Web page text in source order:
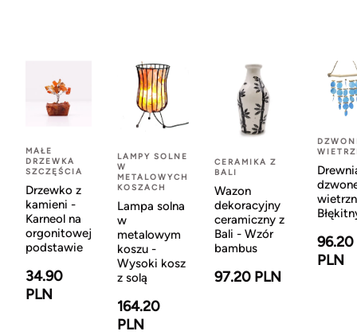
MAŁE
DRZEWKA
SZCZĘŚCIA
Drzewko z
kamieni -
Karneol na
orgonitowej
podstawie
34.90
PLN
LAMPY SOLNE
W
METALOWYCH
KOSZACH
Lampa solna
w
metalowym
koszu -
Wysoki kosz
z solą
164.20
PLN
CERAMIKA Z
BALI
Wazon
dekoracyjny
ceramiczny z
Bali - Wzór
bambus
97.20 PLN
96.20
PLN